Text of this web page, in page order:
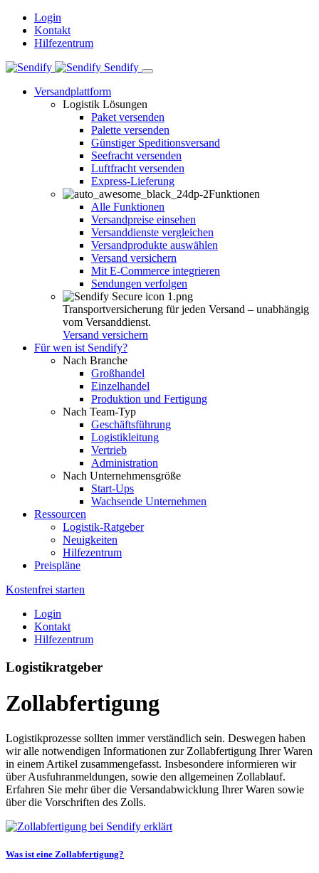
Login
Kontakt
Hilfezentrum
Sendify
Versandplattform
Logistik Lösungen
Paket versenden
Palette versenden
Günstiger Speditionsversand
Seefracht versenden
Luftfracht versenden
Express-Lieferung
Funktionen
Alle Funktionen
Versandpreise einsehen
Versanddienste vergleichen
Versandprodukte auswählen
Versand versichern
Mit E-Commerce integrieren
Sendungen verfolgen
Transportversicherung für jeden Versand – unabhängig
vom Versanddienst.
Versand versichern
Für wen ist Sendify?
Nach Branche
Großhandel
Einzelhandel
Produktion und Fertigung
Nach Team-Typ
Geschäftsführung
Logistikleitung
Vertrieb
Administration
Nach Unternehmensgröße
Start-Ups
Wachsende Unternehmen
Ressourcen
Logistik-Ratgeber
Neuigkeiten
Hilfezentrum
Preispläne
Kostenfrei starten
Login
Kontakt
Hilfezentrum
Logistikratgeber
Zollabfertigung
Logistikprozesse sollten immer verständlich sein. Deswegen haben
wir alle notwendigen Informationen zur Zollabfertigung Ihrer Waren
in einem Artikel zusammengefasst. Insbesondere informieren wir
über Ausfuhranmeldungen, sowie den allgemeinen Zollablauf.
Erfahren Sie mehr über die Versandabwicklung Ihrer Waren sowie
über die Vorschriften des Zolls.
Was ist eine Zollabfertigung?